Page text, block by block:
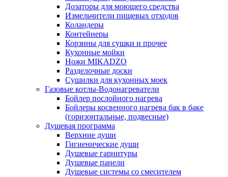
Дозаторы для моющего средства
Измельчители пищевых отходов
Коландеры
Контейнеры
Корзины для сушки и прочее
Кухонные мойки
Ножи MIKADZO
Разделочные доски
Сушилки для кухонных моек
Газовые котлы-Водонагреватели
Бойлер послойного нагрева
Бойлеры косвенного нагрева бак в баке
(горизонтальные, подвесные)
Душевая программа
Верхние души
Гигиенические души
Душевые гарнитуры
Душевые панели
Душевые системы со смесителем